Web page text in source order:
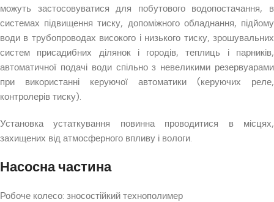
можуть застосовуватися для побутового водопостачання, в
системах підвищення тиску, допоміжного обладнання, підйому
води в трубопроводах високого і низького тиску, зрошувальних
систем присадибних ділянок і городів, теплиць і парників,
автоматичної подачі води спільно з невеликими резервуарами
при використанні керуючої автоматики (керуючих реле,
контролерів тиску).
Установка устаткування повинна проводитися в місцях,
захищених від атмосферного впливу і вологи.
Насосна частина
Робоче колесо: зносостійкий технополимер